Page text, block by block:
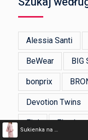
Sukienka na wesele elegancka midi z bufiastymi rękawami pudrowy róż
Alessia Santi
BeWear BIG
bonprix
Devotion Twins
Figl